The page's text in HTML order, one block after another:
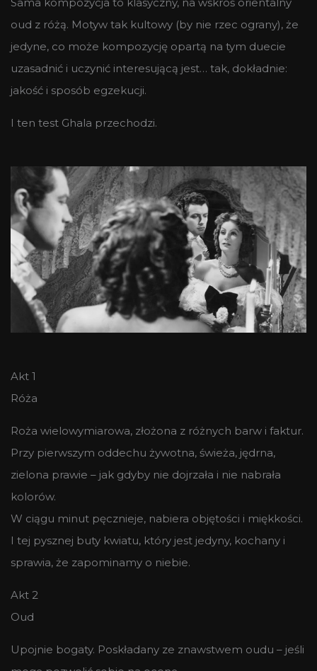
oud z różą. Motyw tak kultowy (by nie rzec ograny), że
jedyne, co może kompozycję opartą na tym duecie
uzasadnić i uczynić interesującą jest… tak, dokładnie:
jakość i sposób egzekucji.
I ten test Ghala przechodzi.
Akt 1
Róża
Roża wielowymiarowa, złożona z różnych barw i faktur.
Przy pierwszym oddechu żywotna, świeża, jędrna,
zielona prawie – jak gdyby nie dojrzała i nie nabrała
kolorów.
W ciągu minut pęcznieje, nabiera objętości i miękkości.
I tej pysznej buty kwiatu, który jest jedyny, kochany i
sprawia, że zapominamy o niebie.
Akt 2
Oud
Upojnie bogaty. Poskładany ze znawstwem oudu – jeśli